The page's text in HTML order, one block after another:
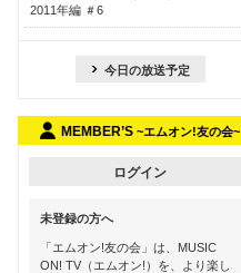
2011年編 ＃6
今も昔も愛される鉄板カラオケメドレ
ー【歌詞入り】 一挙5時間！
13:30
Apple Music カウントダウン 20
16:30
あのころK-POPヒッツ! 2018→2021年
今日の放送予定
MEMBER’S ~エムオン!友の会~
ログイン
未登録の方へ
「エムオン!友の会」は、MUSIC
ON! TV（エムオン!）を、より楽し